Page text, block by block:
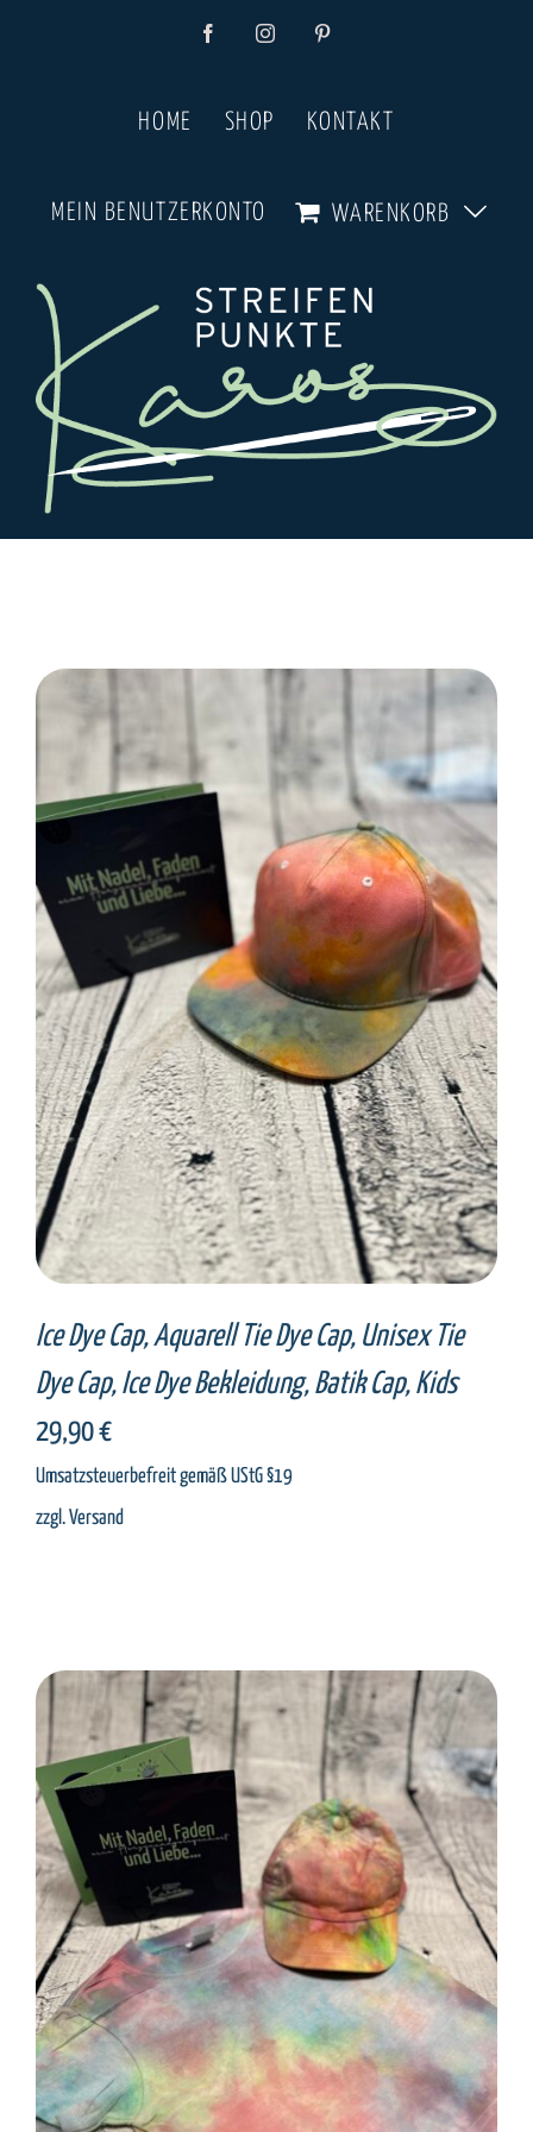
FacebookInstagramPinterest
HOME SHOP KONTAKT
MEIN BENUTZERKONTO WARENKORB
SELECT OPTIONS / DETAILS
Ice Dye Cap, Aquarell Tie Dye Cap, Unisex Tie
Dye Cap, Ice Dye Bekleidung, Batik Cap, Kids
29,90€
Umsatzsteuerbefreit gemäß UStG §19
zzgl.Versand
SELECT OPTIONS DETAILS